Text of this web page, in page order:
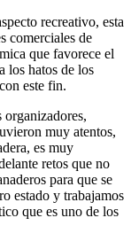
recreativo, esta
comerciales de
que favorece el
los hatos de los
este fin.
muy atentos,
es muy
retos que no
para que se
estado y trabajamos
que es uno de los